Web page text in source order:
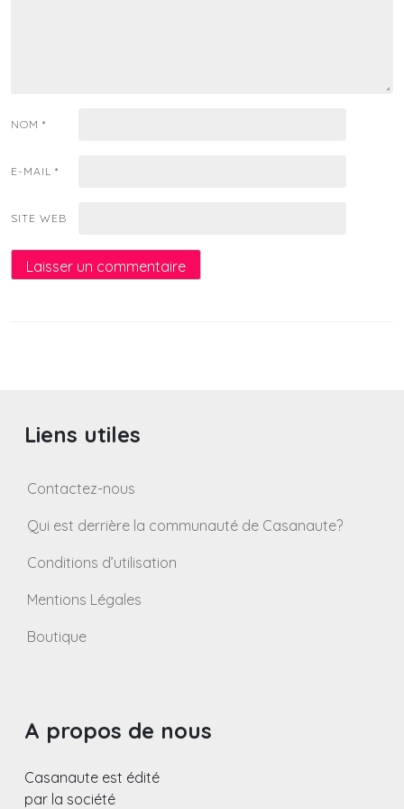
NOM *
E-MAIL *
SITE WEB
Liens utiles
Contactez-nous
Qui est derrière la communauté de Casanaute?
Conditions d’utilisation
Mentions Légales
Boutique
A propos de nous
Casanaute est édité
par la société